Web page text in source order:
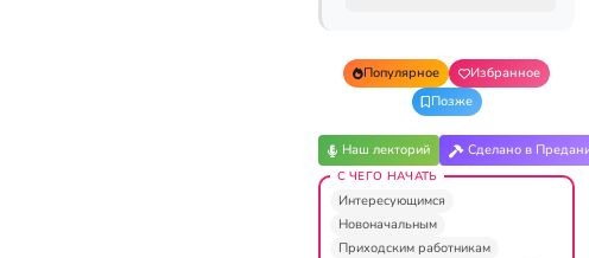
Популярное
Избранное
Позже
Наш лекторий Сделано в
С ЧЕГО НАЧАТЬ
Интересующимся
Новоначальным
Приходским работникам